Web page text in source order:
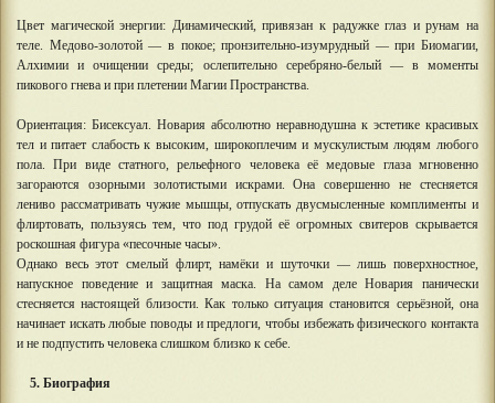
Цвет магической энергии: Динамический, привязан к радужке глаз и рунам на
теле. Медово-золотой — в покое; пронзительно-изумрудный — при Биомагии,
Алхимии и очищении среды; ослепительно серебряно-белый — в моменты
пикового гнева и при плетении Магии Пространства.
Ориентация: Бисексуал. Новария абсолютно неравнодушна к эстетике красивых
тел и питает слабость к высоким, широкоплечим и мускулистым людям любого
пола. При виде статного, рельефного человека её медовые глаза мгновенно
загораются озорными золотистыми искрами. Она совершенно не стесняется
лениво рассматривать чужие мышцы, отпускать двусмысленные комплименты и
флиртовать, пользуясь тем, что под грудой её огромных свитеров скрывается
роскошная фигура «песочные часы».
Однако весь этот смелый флирт, намёки и шуточки — лишь поверхностное,
напускное поведение и защитная маска. На самом деле Новария панически
стесняется настоящей близости. Как только ситуация становится серьёзной, она
начинает искать любые поводы и предлоги, чтобы избежать физического контакта
и не подпустить человека слишком близко к себе.
5. Биография